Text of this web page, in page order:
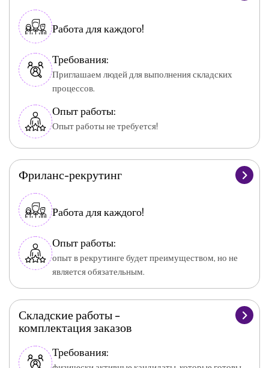
Работа для каждого!
Требования:
Приглашаем людей для выполнения складских
процессов.
Опыт работы:
Опыт работы не требуется!
Фриланс-рекрутинг
Работа для каждого!
Опыт работы:
опыт в рекрутинге будет преимуществом, но не
является обязательным.
Складские работы –
комплектация заказов
Требования: